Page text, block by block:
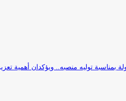
بمناسبة توليه منصبه.. ويؤكدان أهمية